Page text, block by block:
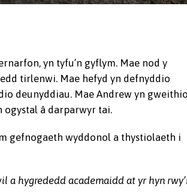
yn tyfu’n gyflym. Mae nod y
tirlenwi. Mae hefyd yn defnyddio
deunyddiau. Mae Andrew yn gweithio
â darparwyr tai.
gefnogaeth wyddonol a thystiolaeth i
a hygrededd academaidd at yr hyn